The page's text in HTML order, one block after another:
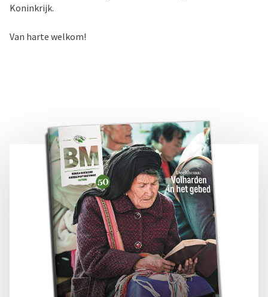
Koninkrijk.
Van harte welkom!